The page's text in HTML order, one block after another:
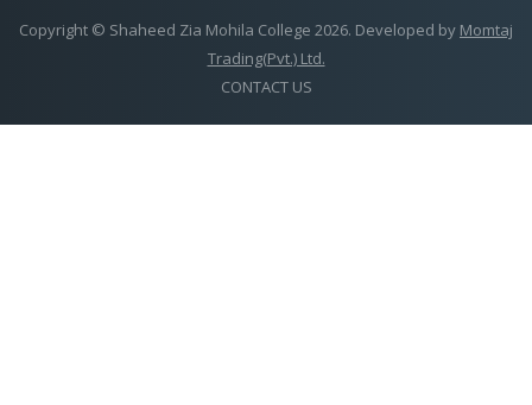
Copyright © Shaheed Zia Mohila College 2026. Developed by Momtaj
Trading(Pvt.) Ltd.
CONTACT US